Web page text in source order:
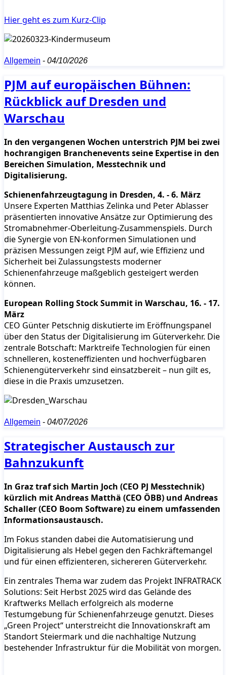
Hier geht es zum Kurz-Clip
Allgemein - 04/10/2026
PJM auf europäischen Bühnen:
Rückblick auf Dresden und
Warschau
In den vergangenen Wochen unterstrich PJM bei zwei
hochrangigen Branchenevents seine Expertise in den
Bereichen Simulation, Messtechnik und
Digitalisierung.
Schienenfahrzeugtagung in Dresden, 4. - 6. März
Unsere Experten Matthias Zelinka und Peter Ablasser
präsentierten innovative Ansätze zur Optimierung des
Stromabnehmer-Oberleitung-Zusammenspiels. Durch
die Synergie von EN-konformen Simulationen und
präzisen Messungen zeigt PJM auf, wie Effizienz und
Sicherheit bei Zulassungstests moderner
Schienenfahrzeuge maßgeblich gesteigert werden
können.
European Rolling Stock Summit in Warschau, 16. - 17.
März
CEO Günter Petschnig diskutierte im Eröffnungspanel
über den Status der Digitalisierung im Güterverkehr. Die
zentrale Botschaft: Marktreife Technologien für einen
schnelleren, kosteneffizienten und hochverfügbaren
Schienengüterverkehr sind einsatzbereit – nun gilt es,
diese in die Praxis umzusetzen.
Allgemein - 04/07/2026
Strategischer Austausch zur
Bahnzukunft
In Graz traf sich Martin Joch (CEO PJ Messtechnik)
kürzlich mit Andreas Matthä (CEO ÖBB) und Andreas
Schaller (CEO Boom Software) zu einem umfassenden
Informationsaustausch.
Im Fokus standen dabei die Automatisierung und
Digitalisierung als Hebel gegen den Fachkräftemangel
und für einen effizienteren, sichereren Güterverkehr.
Ein zentrales Thema war zudem das Projekt INFRATRACK
Solutions: Seit Herbst 2025 wird das Gelände des
Kraftwerks Mellach erfolgreich als moderne
Testumgebung für Schienenfahrzeuge genutzt. Dieses
„Green Project“ unterstreicht die Innovationskraft am
Standort Steiermark und die nachhaltige Nutzung
bestehender Infrastruktur für die Mobilität von morgen.